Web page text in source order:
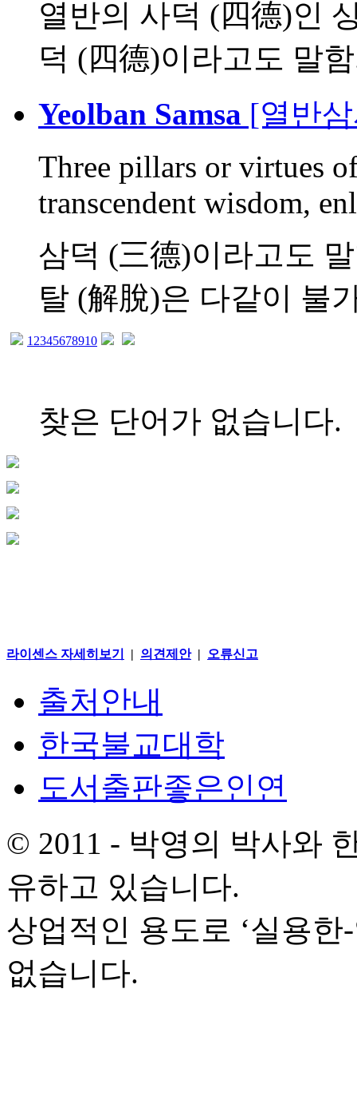
열반의 사덕 (四德)인
덕 (四德)이라고도 말
Yeolban Samsa [열반
Three pillars or virtues
transcendent wisdom,
삼덕 (三德)이라고도
탈 (解脫)은 다같이 불
1 2345678910
찾은 단어가 없습니다.
라이센스 자세히보기 | 의견제안| 오류신고
출처안내
한국불교대학
도서출판좋은인연
© 2011 - 박영의 박사와
유하고 있습니다.
상업적인 용도로 ‘실용
없습니다.